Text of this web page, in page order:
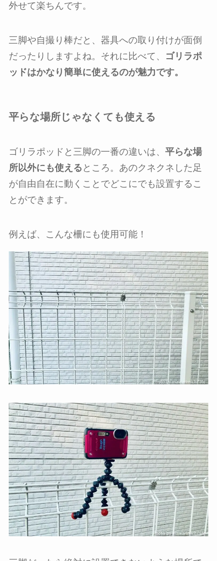
外せて楽ちんです。
三脚や自撮り棒だと、器具への取り付けが面倒
だったりしますよね。それに比べて、 ゴリラポ
ッドはかなり簡単に使えるのが魅力です。
平らな場所じゃなくても使える
ゴリラポッドと三脚の一番の違いは、 平らな場
所以外にも使えるところ。あのクネクネした足
が自由自在に動くことでどこにでも設置するこ
とができます。
例えば、こんな柵にも使用可能！